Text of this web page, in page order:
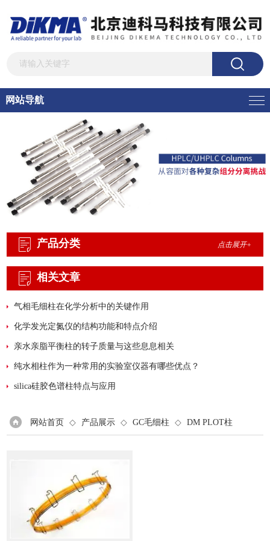
网站导航
产品分类 点击展开+
相关文章
气相毛细柱在化学分析中的关键作用
化学发光定氮仪的结构功能和特点介绍
亲水亲脂平衡柱的转子质量与这些息息相关
纯水相柱作为一种常用的实验室仪器有哪些优点？
silica硅胶色谱柱特点与应用
网站首页 ◇ 产品展示 ◇ GC毛细柱 ◇ DM PLOT柱